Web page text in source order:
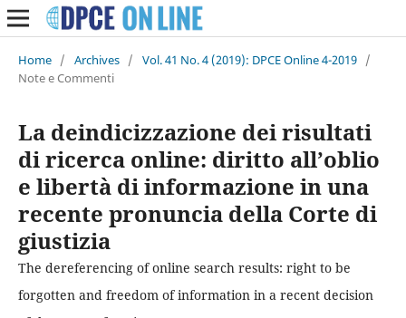
Home / Archives / Vol. 41 No. 4 (2019): DPCE Online 4-2019 /
Note e Commenti
La deindicizzazione dei risultati
di ricerca online: diritto all’oblio
e libertà di informazione in una
recente pronuncia della Corte di
giustizia
The dereferencing of online search results: right to be
forgotten and freedom of information in a recent decision